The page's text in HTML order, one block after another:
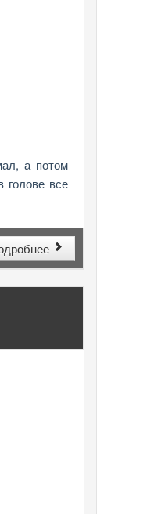
а потом
голове все